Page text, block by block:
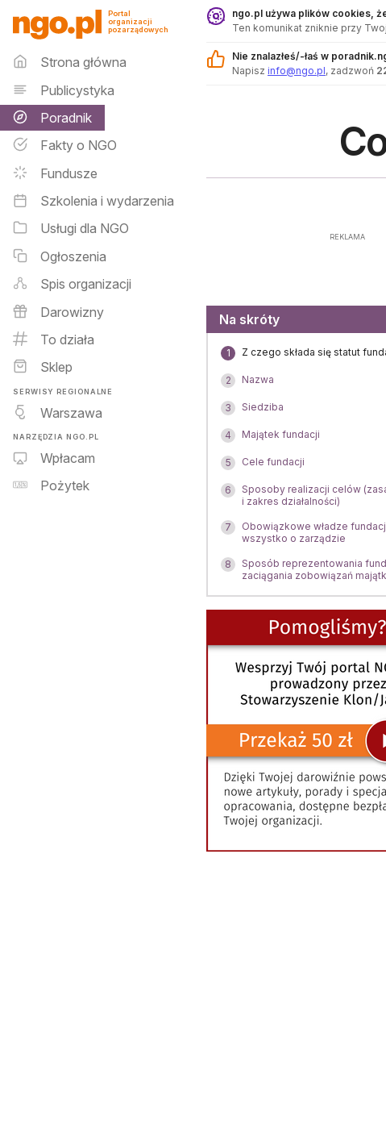
Poradnik - ngo.pl
Portal
organizacji
pozarządowych
Menu główne
Strona główna
Publicystyka
Poradnik
Fakty o NGO
Fundusze
Szkolenia i wydarzenia
Usługi dla NGO
Ogłoszenia
Spis organizacji
Darowizny
To działa
Sklep
SERWISY REGIONALNE
Warszawa
NARZĘDZIA NGO.PL
Wpłacam
Pożytek
ngo.pl używa plików cookies,
Ten komunikat zniknie przy
Nie znalazłeś/-łaś w
Napisz info@ngo.pl, zadzwoń
REKLAMA
Menu
Na skróty
1 Z czego składa się statut
2 Nazwa
3 Siedziba
4 Majątek fundacji
5 Cele fundacji
6
Sposoby realizacji celów
i zakres działalności)
7
Obowiązkowe władze
wszystko o zarządzie
8
Sposób reprezentowania
zaciągania zobowiązań